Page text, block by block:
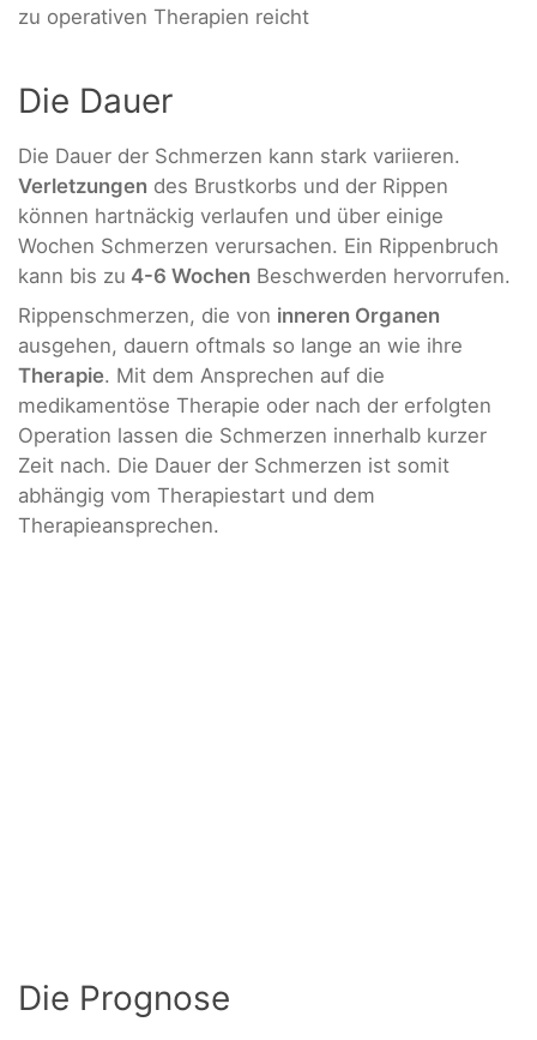
zu operativen Therapien reicht
Die Dauer
Die Dauer der Schmerzen kann stark variieren.
Verletzungen des Brustkorbs und der Rippen
können hartnäckig verlaufen und über einige
Wochen Schmerzen verursachen. Ein Rippenbruch
kann bis zu 4-6 Wochen Beschwerden hervorrufen.
Rippenschmerzen, die von inneren Organen
ausgehen, dauern oftmals so lange an wie ihre
Therapie. Mit dem Ansprechen auf die
medikamentöse Therapie oder nach der erfolgten
Operation lassen die Schmerzen innerhalb kurzer
Zeit nach. Die Dauer der Schmerzen ist somit
abhängig vom Therapiestart und dem
Therapieansprechen.
Die Prognose